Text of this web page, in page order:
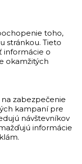
toho,
stránkou. Tieto
informácie o
okamžitých
zabezpečenie
kampaní pre
návštevníkov
informácie